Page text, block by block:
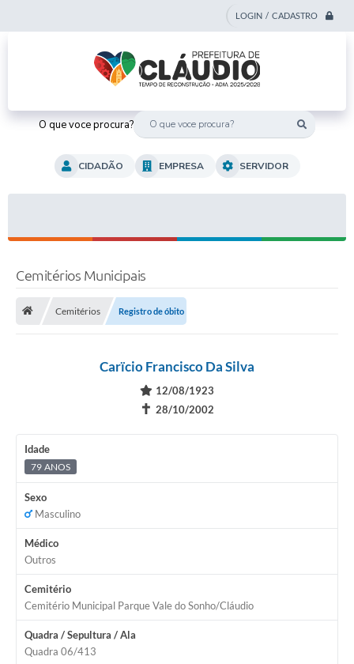
LOGIN / CADASTRO
O que voce procura?
CIDADÃO EMPRESA SERVIDOR
Cemitérios Municipais
Cemitérios Registro de óbito
Carïcio Francisco Da Silva
12/08/1923
✝ 28/10/2002
Idade
79 ANOS
Sexo
Masculino
Médico
Outros
Cemitério
Cemitério Municipal Parque Vale do Sonho/Cláudio
Quadra / Sepultura / Ala
Quadra 06/413